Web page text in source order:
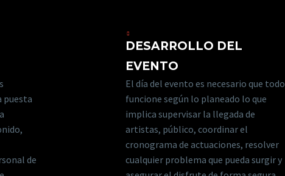
puesta
de
DESARROLLO DEL
EVENTO
El día del evento es necesario que todo
funcione según lo planeado lo que
implica supervisar la llegada de
artistas, público, coordinar el
cronograma de actuaciones, resolver
cualquier problema que pueda surgir y